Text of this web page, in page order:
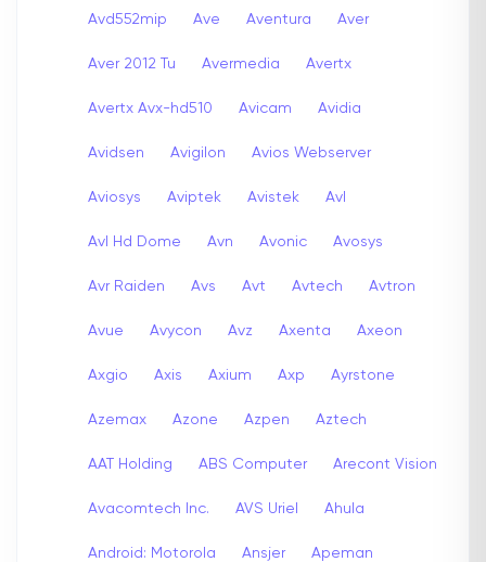
Avd552mip Ave Aventura Aver
Aver 2012 Tu Avermedia Avertx
Avertx Avx-hd510 Avicam Avidia
Avidsen Avigilon Avios Webserver
Aviosys Aviptek Avistek Avl
Avl Hd Dome Avn Avonic Avosys
Avr Raiden Avs Avt Avtech Avtron
Avue Avycon Avz Axenta Axeon
Axgio Axis Axium Axp Ayrstone
Azemax Azone Azpen Aztech
AAT Holding ABS Computer Arecont Vision
Avacomtech Inc. AVS Uriel Ahula
Android: Motorola Ansjer Apeman